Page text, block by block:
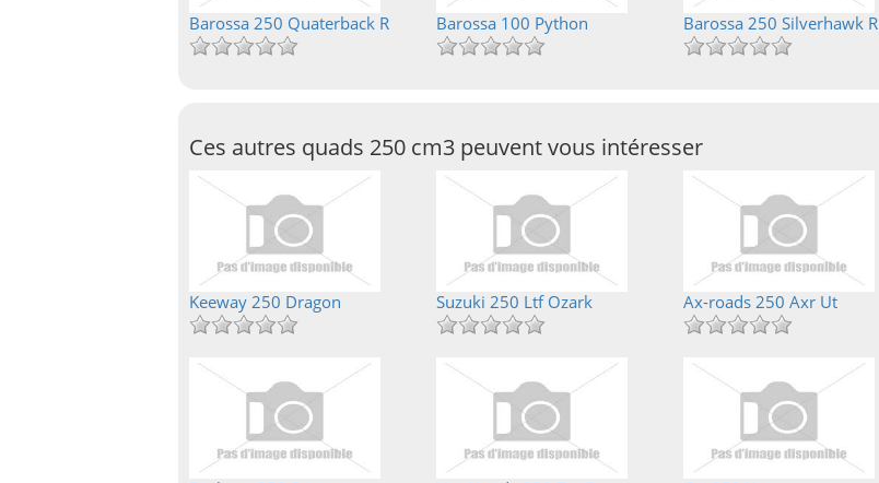
Barossa 250 Quaterback R Barossa 100 Python Barossa 250 Silverhawk R
Ces autres quads 250 cm3 peuvent vous intéresser
Keeway 250 Dragon Suzuki 250 Ltf Ozark Ax-roads 250 Axr Ut